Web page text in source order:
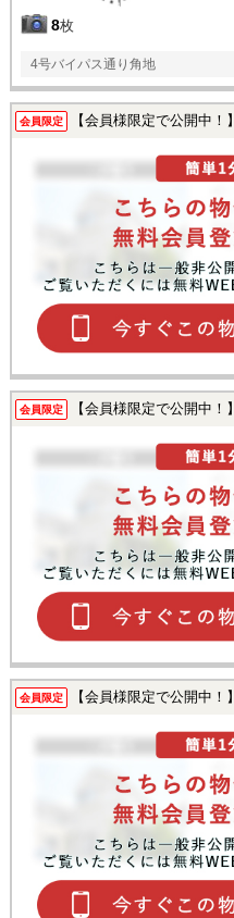
8枚
4号バイパス通り角地
会員限定 【会員様限定で公開中！】
会員限定 【会員様限定で公開中！】
会員限定 【会員様限定で公開中！】